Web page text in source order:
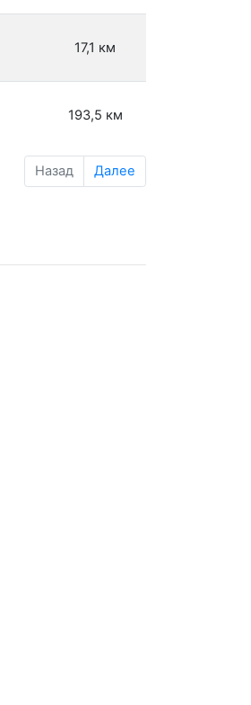
17,1 км
193,5 км
Назад Далее